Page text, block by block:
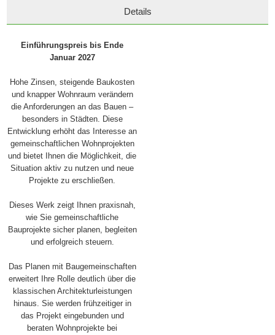
Details
Einführungspreis bis Ende
Januar 2027
Hohe Zinsen, steigende Baukosten
und knapper Wohnraum verändern
die Anforderungen an das Bauen –
besonders in Städten. Diese
Entwicklung erhöht das Interesse an
gemeinschaftlichen Wohnprojekten
und bietet Ihnen die Möglichkeit, die
Situation aktiv zu nutzen und neue
Projekte zu erschließen.
Dieses Werk zeigt Ihnen praxisnah,
wie Sie gemeinschaftliche
Bauprojekte sicher planen, begleiten
und erfolgreich steuern.
Das Planen mit Baugemeinschaften
erweitert Ihre Rolle deutlich über die
klassischen Architekturleistungen
hinaus. Sie werden frühzeitiger in
das Projekt eingebunden und
beraten Wohnprojekte bei